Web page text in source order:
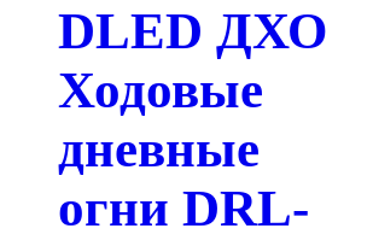
DLED ДХО
Ходовые
дневные
огни DRL-